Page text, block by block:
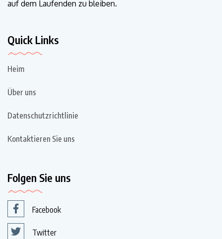
auf dem Laufenden zu bleiben.
Quick Links
Heim
Über uns
Datenschutzrichtlinie
Kontaktieren Sie uns
Folgen Sie uns
Facebook
Twitter